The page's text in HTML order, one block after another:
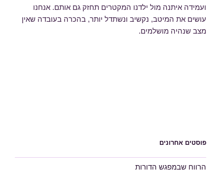
ועמידה איתנה מול ילדנו המקטרים תחזק גם אותם. אנחנו
עושים את המיטב, נקשיב ונשתדל יותר, בהכרה בעובדה שאין
מצב שנהיה מושלמים.
פוסטים אחרונים
הרווח שבמפגש הדורות